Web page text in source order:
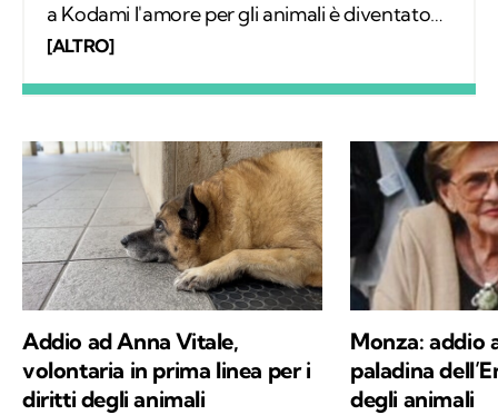
a Kodami l'amore per gli animali è diventato
un lavoro attraverso cui provo a fare la
libero tanti libri, qualche viaggio e una
continua scoperta di ciò che mi circonda.
[ALTRO]
Addio ad Anna Vitale,
volontaria in prima linea per i
diritti degli animali
Monza: addio
paladina
degli animali